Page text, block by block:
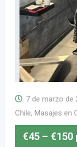
7 de marzo de
Chile, Masajes en
€45 – €150